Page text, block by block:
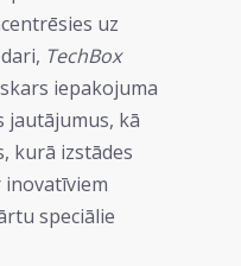
uz
TechBox
iepakojuma
jautājumus, kā
kurā izstādes
speciālie